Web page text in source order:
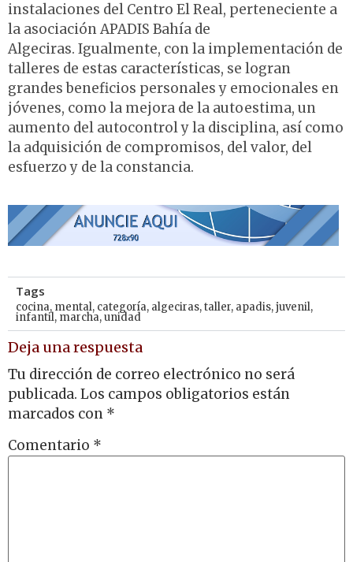
instalaciones del Centro El Real, perteneciente a
la asociación APADIS Bahía de
Algeciras. Igualmente, con la implementación de
talleres de estas características, se logran
grandes beneficios personales y emocionales en
jóvenes, como la mejora de la autoestima, un
aumento del autocontrol y la disciplina, así como
la adquisición de compromisos, del valor, del
esfuerzo y de la constancia.
Tags
cocina, mental, categoría, algeciras,taller, apadis,juvenil,
infantil, marcha,unidad
Deja una respuesta
Tu dirección de correo electrónico no será
publicada. Los campos obligatorios están
marcados con *
Comentario *